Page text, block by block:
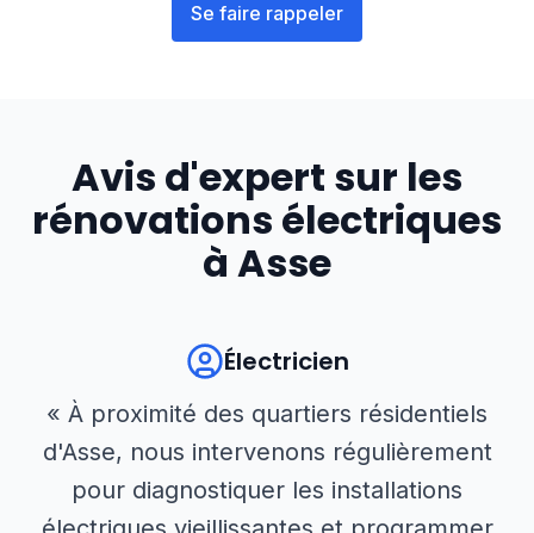
Se faire rappeler
Avis d'expert sur les
rénovations électriques
à Asse
Électricien
« À proximité des quartiers résidentiels
d'Asse, nous intervenons régulièrement
pour diagnostiquer les installations